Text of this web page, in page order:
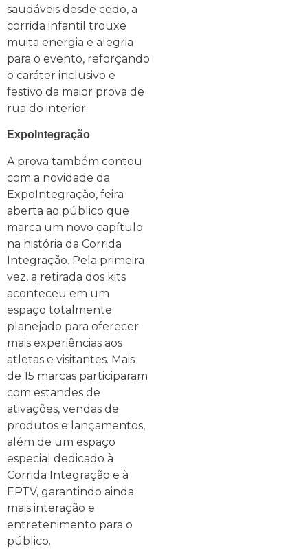
saudáveis desde cedo, a
corrida infantil trouxe
muita energia e alegria
para o evento, reforçando
o caráter inclusivo e
festivo da maior prova de
rua do interior.
ExpoIntegração
A prova também contou
com a novidade da
ExpoIntegração, feira
aberta ao público que
marca um novo capítulo
na história da Corrida
Integração. Pela primeira
vez, a retirada dos kits
aconteceu em um
espaço totalmente
planejado para oferecer
mais experiências aos
atletas e visitantes. Mais
de 15 marcas participaram
com estandes de
ativações, vendas de
produtos e lançamentos,
além de um espaço
especial dedicado à
Corrida Integração e à
EPTV, garantindo ainda
mais interação e
entretenimento para o
público.